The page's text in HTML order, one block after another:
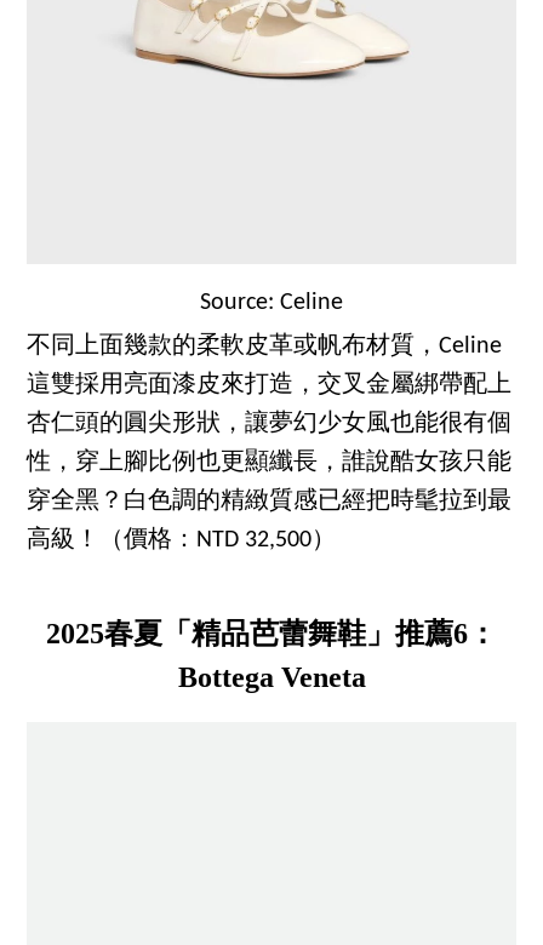
Source: Celine
不同上面幾款的柔軟皮革或帆布材質，Celine
這雙採用亮面漆皮來打造，交叉金屬綁帶配上
杏仁頭的圓尖形狀，讓夢幻少女風也能很有個
性，穿上腳比例也更顯纖長，誰說酷女孩只能
穿全黑？白色調的精緻質感已經把時髦拉到最
高級！（價格：NTD 32,500）
2025春夏「精品芭蕾舞鞋」推薦6：
Bottega Veneta